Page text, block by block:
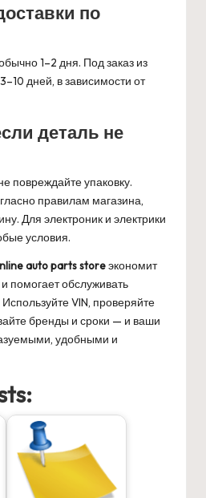
по
1–2 дня. Под заказ из
дней, в зависимости от
деталь не
повреждайте упаковку.
правилам магазина,
Для электроник и электрики
условия.
auto parts storeэкономит
помогает обслуживать
VIN, проверяйте
бренды и сроки — и ваши
удобными и